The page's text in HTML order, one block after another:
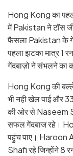
Hong Kong का
में Pakistan ने टॉस
फैसला Pakistan के
पहला झटका मात्र 1
गेंदबाज़ो ने संभलने का
Hong Kong की
भी नही खेल पाई और
की ओर से Naseem
सफल गेंदबाज रहे।
पहुंच पाए। Haroon
Shafi रहे जिन्होंने 8